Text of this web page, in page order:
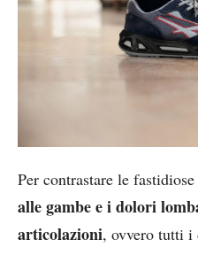
Per contrastare le
alle gambe e i dolori
articolazioni, ovvero tutti